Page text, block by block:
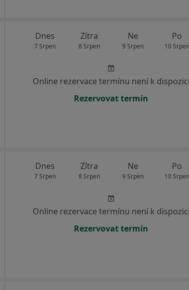
Dnes
7 Srpen
Zítra
8 Srpen
Ne
9 Srpen
Po
10 Srpen
Online rezervace termínu není k dispozici
Rezervovat termín
Dnes
7 Srpen
Zítra
8 Srpen
Ne
9 Srpen
Po
10 Srpen
Online rezervace termínu není k dispozici
Rezervovat termín